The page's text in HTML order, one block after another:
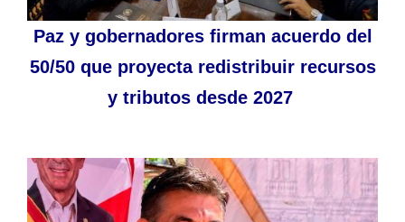
Paz y gobernadores firman acuerdo del
50/50 que proyecta redistribuir recursos
y tributos desde 2027